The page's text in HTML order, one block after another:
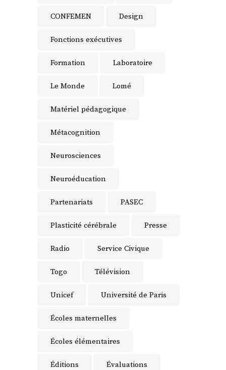
CONFEMEN Design
Fonctions exécutives
Formation Laboratoire
Le Monde Lomé
Matériel pédagogique
Métacognition
Neurosciences
Neuroéducation
Partenariats PASEC
Plasticité cérébrale Presse
Radio Service Civique
Togo Télévision
Unicef Université de Paris
Écoles maternelles
Écoles élémentaires
Éditions Évaluations